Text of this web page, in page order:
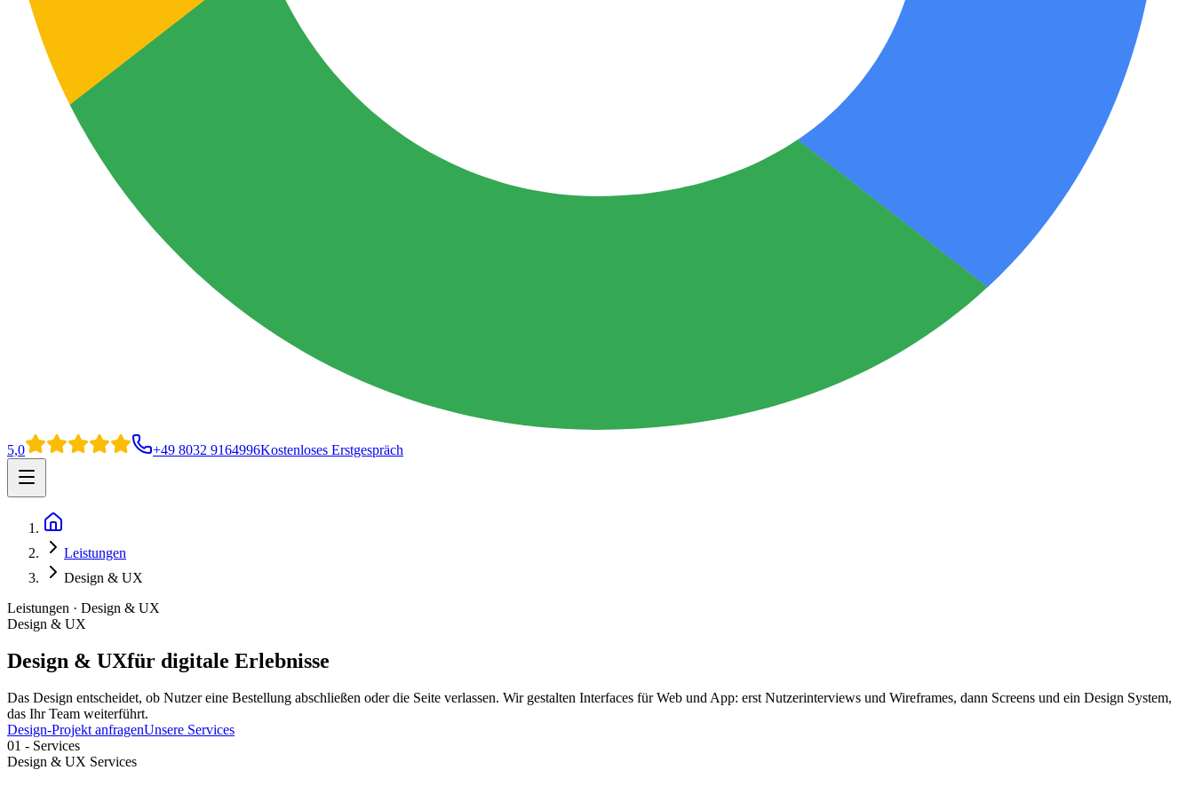
5,0 +49 8032 9164996Kostenloses Erstgespräch
Open main menu
Leistungen
Design & UX
Leistungen · Design & UX
Design & UX
Design & UXfür digitale Erlebnisse
Das Design entscheidet, ob Nutzer eine Bestellung abschließen oder die Seite verlassen. Wir gestalten Interfaces für Web und App: erst Nutzerinterviews und Wireframes, dann Screens und ein Design System,
das Ihr Team weiterführt.
Design-Projekt anfragenUnsere Services
01 - Services
Design & UX Services